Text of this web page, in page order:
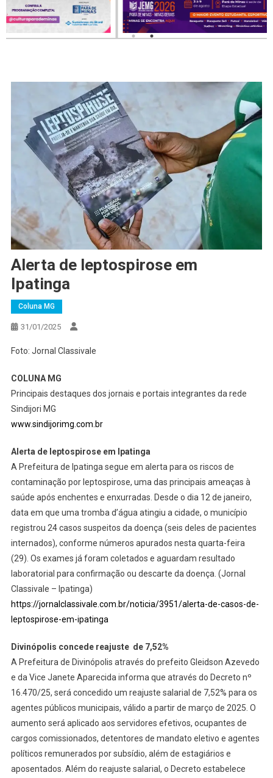
Alerta de leptospirose em
Ipatinga
Coluna MG
31/01/2025
Foto: Jornal Classivale
COLUNA MG
Principais destaques dos jornais e portais integrantes da rede
Sindijori MG
www.sindijorimg.com.br
Alerta de leptospirose em Ipatinga
A Prefeitura de Ipatinga segue em alerta para os riscos de
contaminação por leptospirose, uma das principais ameaças à
saúde após enchentes e enxurradas. Desde o dia 12 de janeiro,
data em que uma tromba d’água atingiu a cidade, o município
registrou 24 casos suspeitos da doença (seis deles de pacientes
internados), conforme números apurados nesta quarta-feira
(29). Os exames já foram coletados e aguardam resultado
laboratorial para confirmação ou descarte da doença. (Jornal
Classivale – Ipatinga)
https://jornalclassivale.com.br/noticia/3951/alerta-de-casos-de-
leptospirose-em-ipatinga
Divinópolis concede reajuste de 7,52%
A Prefeitura de Divinópolis através do prefeito Gleidson Azevedo
e da Vice Janete Aparecida informa que através do Decreto nº
16.470/25, será concedido um reajuste salarial de 7,52% para os
agentes públicos municipais, válido a partir de março de 2025. O
aumento será aplicado aos servidores efetivos, ocupantes de
cargos comissionados, detentores de mandato eletivo e agentes
políticos remunerados por subsídio, além de estagiários e
aposentados. Além do reajuste salarial, o Decreto estabelece